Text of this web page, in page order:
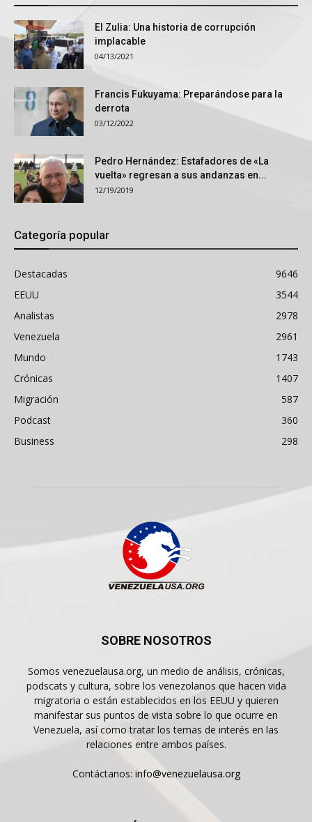
El Zulia: Una historia de corrupción
implacable
04/13/2021
Francis Fukuyama: Preparándose para la
derrota
03/12/2022
Pedro Hernández: Estafadores de «La
vuelta» regresan a sus andanzas en...
12/19/2019
Categoría popular
Destacadas
9646
EEUU
3544
Analistas
2978
Venezuela
2961
Mundo
1743
Crónicas
1407
Migración
587
Podcast
360
Business
298
SOBRE NOSOTROS
Somos venezuelausa.org, un medio de análisis, crónicas,
podscats y cultura, sobre los venezolanos que hacen vida
migratoria o están establecidos en los EEUU y quieren
manifestar sus puntos de vista sobre lo que ocurre en
Venezuela, así como tratar los temas de interés en las
relaciones entre ambos países.
Contáctanos: info@venezuelausa.org